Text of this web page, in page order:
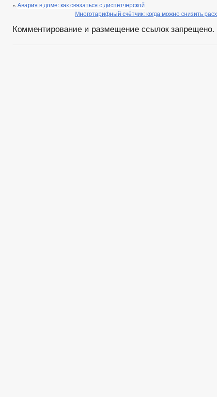
« Авария в доме: как связаться с диспетчерской
Многотарифный счётчик: когда можно снизить
Комментирование и размещение ссылок запрещено.